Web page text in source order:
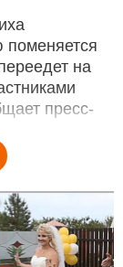
на
пресс-